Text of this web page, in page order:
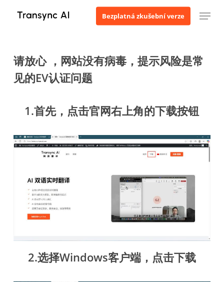
Bezplatná zkušební verze Menu
请放心 ，网站没有病毒，提示风险是常
见的EV认证问题
1.首先，点击官网右上角的下载按钮
2.选择Windows客户端，点击下载